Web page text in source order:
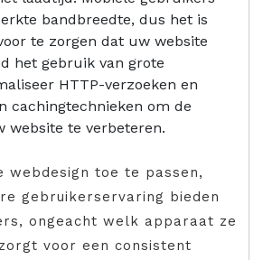
bandbreedte, dus het is
te zorgen dat uw website
het gebruik van grote
HTTP-verzoeken en
cachingtechnieken om de
website te verbeteren.
webdesign toe te passen,
gebruikerservaring bieden
ongeacht welk apparaat ze
voor een consistent